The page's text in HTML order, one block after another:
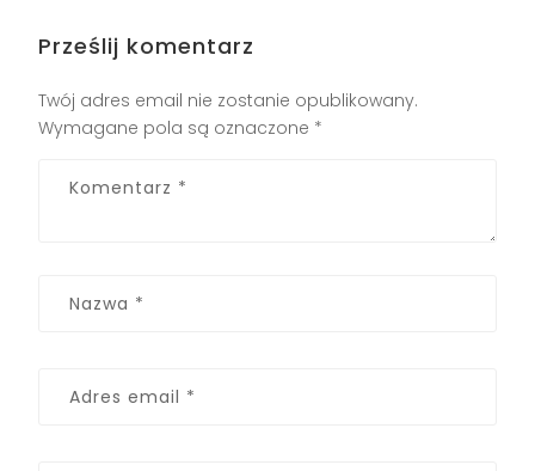
Prześlij komentarz
Twój adres email nie zostanie opublikowany.
Wymagane pola są oznaczone *